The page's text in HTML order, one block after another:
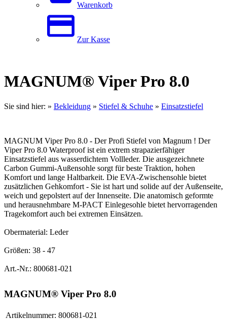
Warenkorb
Zur Kasse
MAGNUM® Viper Pro 8.0
Sie sind hier: » Bekleidung » Stiefel & Schuhe » Einsatzstiefel
MAGNUM Viper Pro 8.0 - Der Profi Stiefel von Magnum ! Der
Viper Pro 8.0 Waterproof ist ein extrem strapazierfähiger
Einsatzstiefel aus wasserdichtem Vollleder. Die ausgezeichnete
Carbon Gummi-Außensohle sorgt für beste Traktion, hohen
Komfort und lange Haltbarkeit. Die EVA-Zwischensohle bietet
zusätzlichen Gehkomfort - Sie ist hart und solide auf der Außenseite,
weich und gepolstert auf der Innenseite. Die anatomisch geformte
und herausnehmbare M-PACT Einlegesohle bietet hervorragenden
Tragekomfort auch bei extremen Einsätzen.
Obermaterial: Leder
Größen: 38 - 47
Art.-Nr.: 800681-021
MAGNUM® Viper Pro 8.0
Artikelnummer: 800681-021